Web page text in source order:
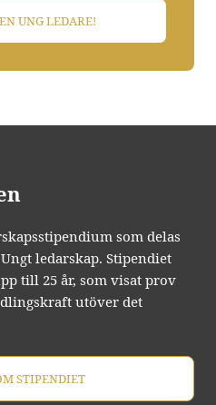
UNG LEDARE!
som delas
ledarskap. Stipendiet
till 25 år, som visat prov
utöver det
STIPENDIET